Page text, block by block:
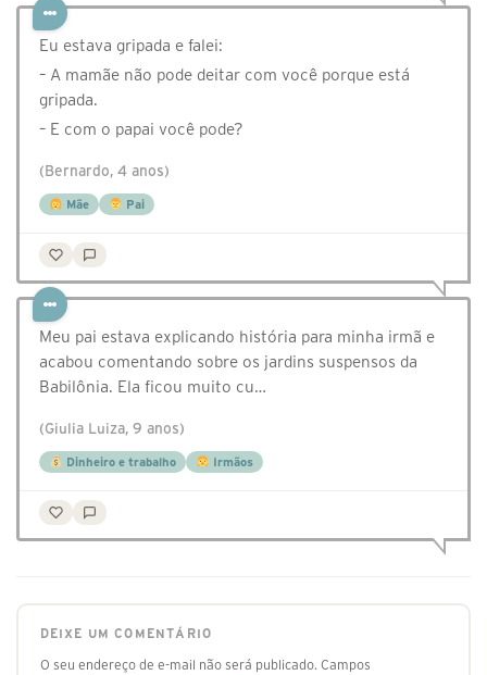
Eu estava gripada e falei:
– A mamãe não pode deitar com você porque está
gripada.
– E com o papai você pode?
(Bernardo, 4 anos)
Mãe Pai
Meu pai estava explicando história para minha irmã e
acabou comentando sobre os jardins suspensos da
Babilônia. Ela ficou muito cu…
(Giulia Luiza, 9 anos)
Dinheiro e trabalho Irmãos
DEIXE UM COMENTÁRIO
O seu endereço de e-mail não será publicado. Campos